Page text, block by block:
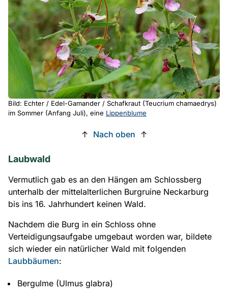
Bild: Echter / Edel-Gamander / Schafkraut (Teucrium chamaedrys)
im Sommer (Anfang Juli), eine Lippenblume
↑ Nach oben ↑
Laubwald
Vermutlich gab es an den Hängen am Schlossberg
unterhalb der mittelalterlichen Burgruine Neckarburg
bis ins 16. Jahrhundert keinen Wald.
Nachdem die Burg in ein Schloss ohne
Verteidigungsaufgabe umgebaut worden war, bildete
sich wieder ein natürlicher Wald mit folgenden
Laubbäumen:
Bergulme (Ulmus glabra)